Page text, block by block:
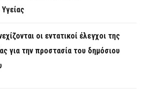
οι εντατικοί έλεγχοι της
για την προστασία του δημόσιου